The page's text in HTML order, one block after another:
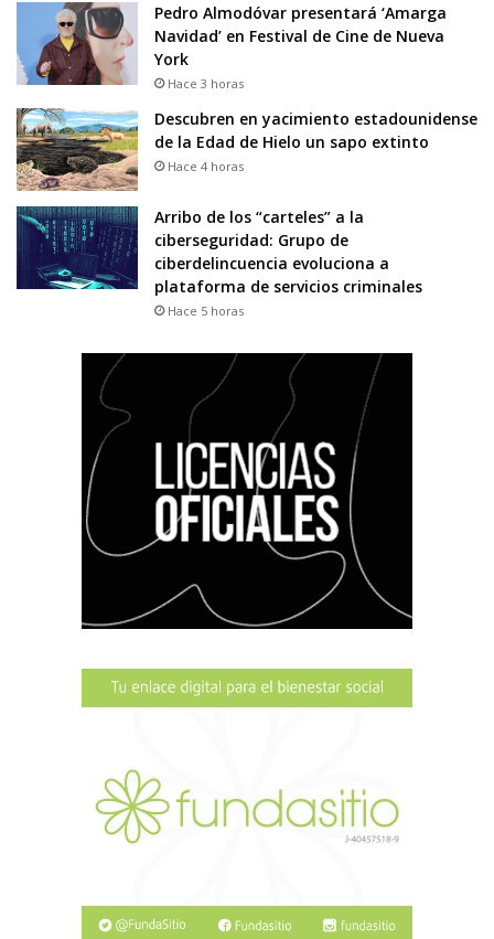
Pedro Almodóvar presentará ‘Amarga
Navidad’ en Festival de Cine de Nueva
York
Hace 3 horas
Descubren en yacimiento estadounidense
de la Edad de Hielo un sapo extinto
Hace 4 horas
Arribo de los “carteles” a la
ciberseguridad: Grupo de
ciberdelincuencia evoluciona a
plataforma de servicios criminales
Hace 5 horas